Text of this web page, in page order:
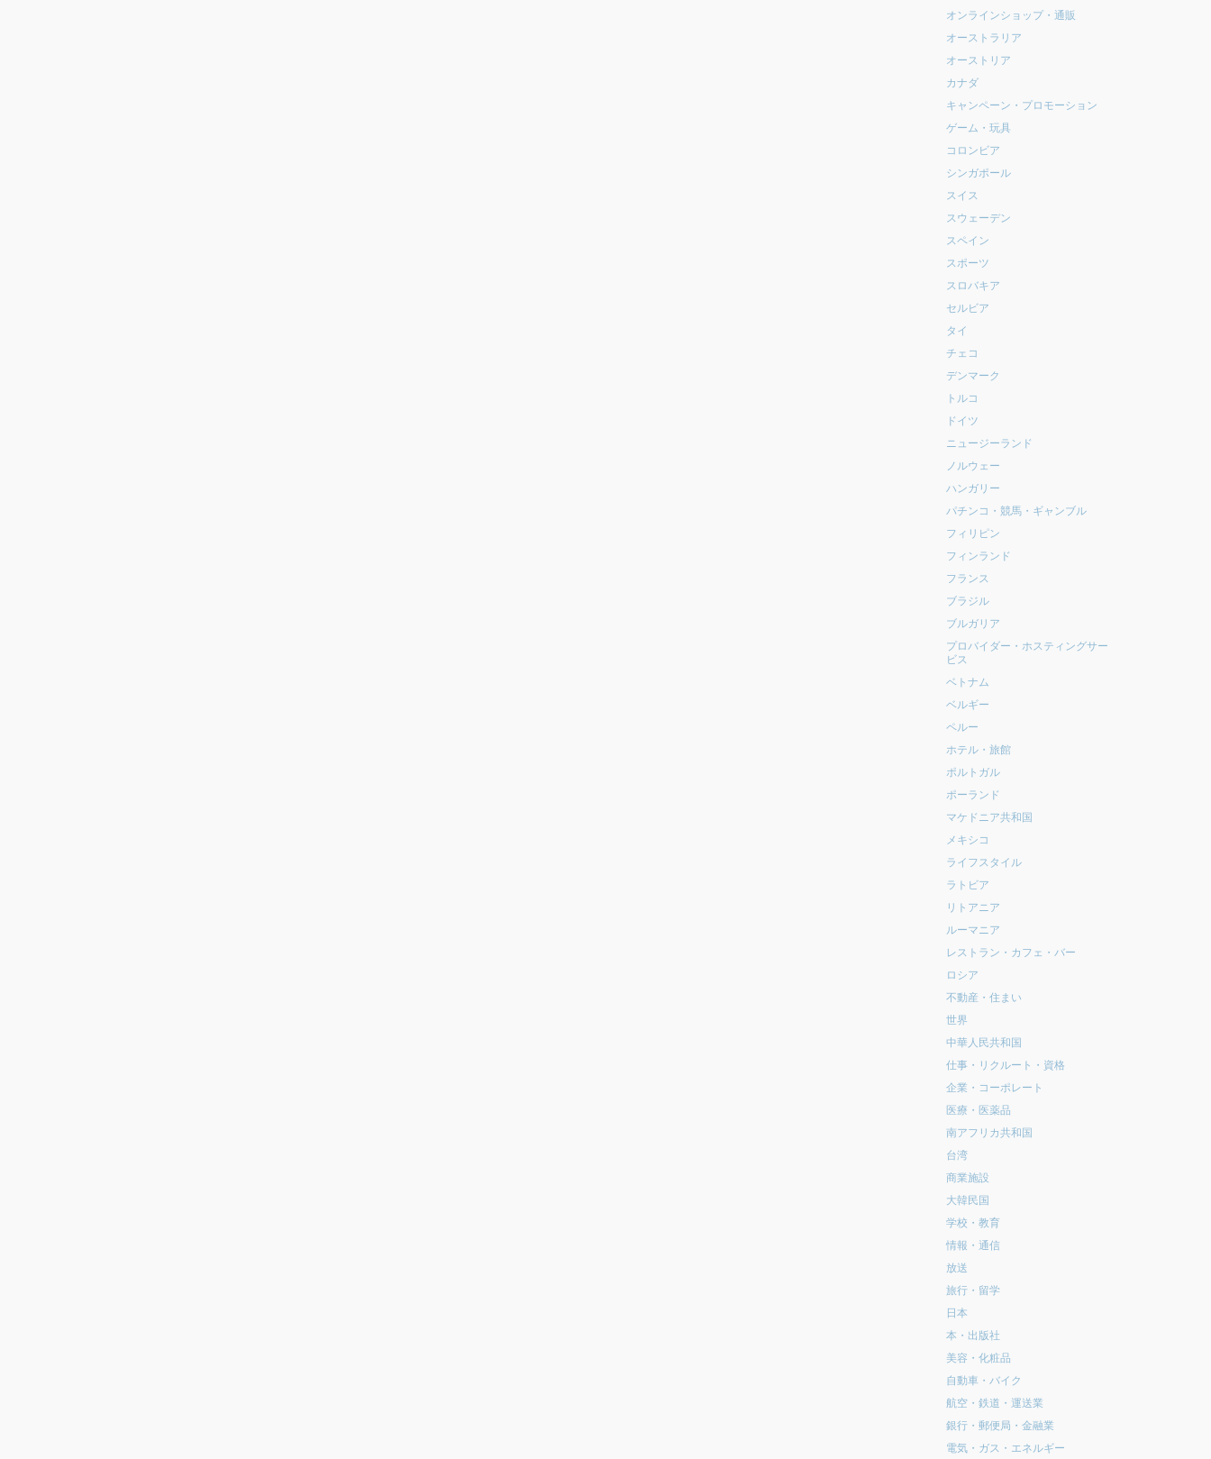
オンラインショップ・通販
オーストラリア
オーストリア
カナダ
キャンペーン・プロモーション
ゲーム・玩具
コロンビア
シンガポール
スイス
スウェーデン
スペイン
スポーツ
スロバキア
セルビア
タイ
チェコ
デンマーク
トルコ
ドイツ
ニュージーランド
ノルウェー
ハンガリー
パチンコ・競馬・ギャンブル
フィリピン
フィンランド
フランス
ブラジル
ブルガリア
プロバイダー・ホスティングサー
ビス
ベトナム
ベルギー
ペルー
ホテル・旅館
ポルトガル
ポーランド
マケドニア共和国
メキシコ
ライフスタイル
ラトビア
リトアニア
ルーマニア
レストラン・カフェ・バー
ロシア
不動産・住まい
世界
中華人民共和国
仕事・リクルート・資格
企業・コーポレート
医療・医薬品
南アフリカ共和国
台湾
商業施設
大韓民国
学校・教育
情報・通信
放送
旅行・留学
日本
本・出版社
美容・化粧品
自動車・バイク
航空・鉄道・運送業
銀行・郵便局・金融業
電気・ガス・エネルギー